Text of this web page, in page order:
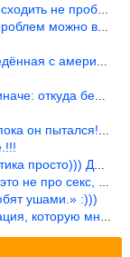
не пробовали?
всего-то с максимально р
статья. Не работает эта ф
столь зловредный феминизм?
Учитывая, что кошки 10-1
и добавить то нечего…
про Жизнь на Земле. Супруж
ушами.» :)))
бы взять на вооружение